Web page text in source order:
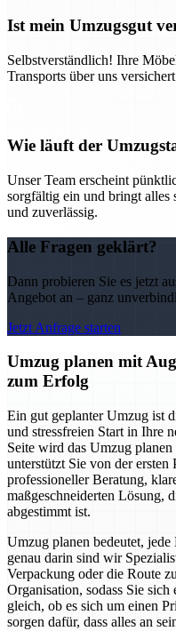
Ist mein Umzugsgut
Selbstverständlich! Ihre
Transports über uns
Wie läuft der
Unser Team erscheint
sorgfältig ein und bringt alles
und zuverlässig.
Alle Fragen geklärt?
Dann probieren Sie es jetzt
Angebot an – ganz
Jetzt Anfrage starten
Umzug planen mit
zum Erfolg
Ein gut geplanter Umzug ist
und stressfreien Start in Ihre
Seite wird das Umzug
unterstützt Sie von der
professioneller Beratung,
maßgeschneiderten Lösung,
abgestimmt ist.
Umzug planen bedeutet,
genau darin sind wir
Verpackung oder die Route
Organisation, sodass Sie
gleich, ob es sich um einen
sorgen dafür, dass alles an